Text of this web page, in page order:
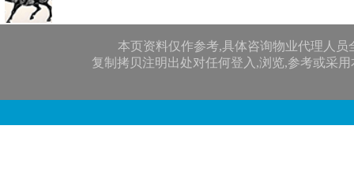
本页资料仅作参考,具体咨询物业代理人员
复制拷贝注明出处对任何登入,浏览,参考或采